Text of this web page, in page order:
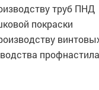
труб ПНД
покраски
профнастила